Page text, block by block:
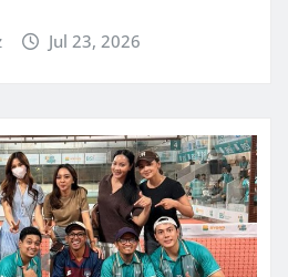
Jul 23, 2026